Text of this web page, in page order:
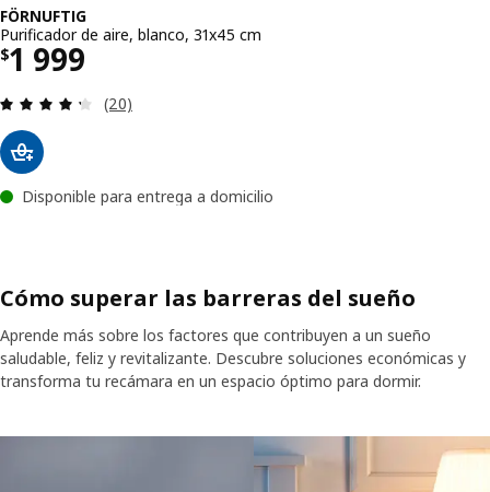
FÖRNUFTIG
Purificador de aire, blanco, 31x45 cm
$1 999
Precio $ 1999
Revisa: 4.3 de 5 estrellas. Total opiniones:
(20)
Disponible para entrega a domicilio
Cómo superar las barreras del sueño
Aprende más sobre los factores que contribuyen a un sueño
saludable, feliz y revitalizante. Descubre soluciones económicas y
transforma tu recámara en un espacio óptimo para dormir.